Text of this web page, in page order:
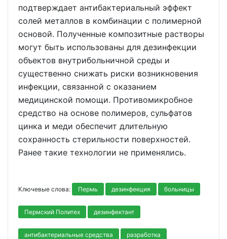
подтверждает антибактериальный эффект
солей металлов в комбинации с полимерной
основой. Полученные композитные растворы
могут быть использованы для дезинфекции
объектов внутрибольничной среды и
существенно снижать риски возникновения
инфекции, связанной с оказанием
медицинской помощи. Противомикробное
средство на основе полимеров, сульфатов
цинка и меди обеспечит длительную
сохранность стерильности поверхностей.
Ранее такие технологии не применялись.
Ключевые слова: Пермь дезинфекция больницы
Пермский Политех дезинфектант
антибактериальные средства разработка